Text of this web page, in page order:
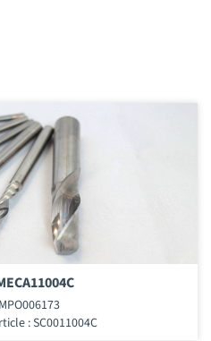
: SC0011004C